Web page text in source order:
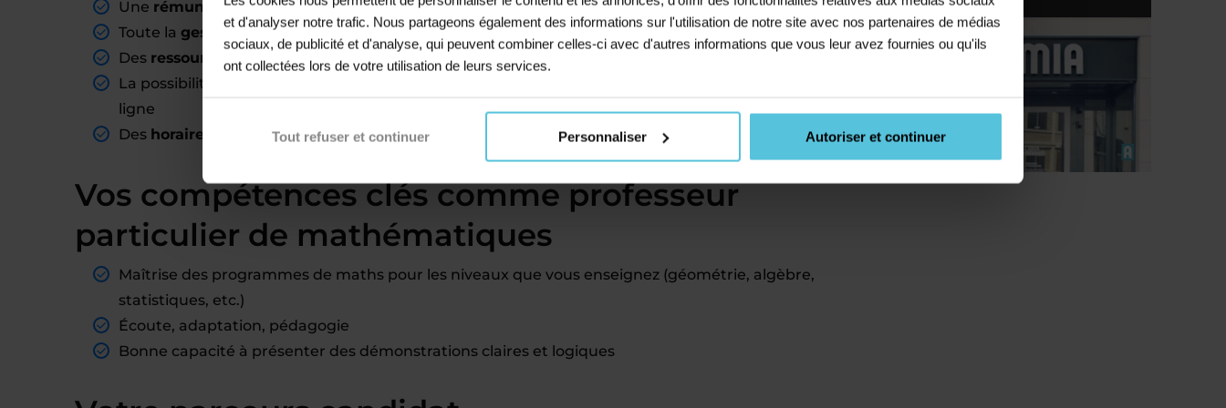
et d'analyser notre trafic. Nous partageons également des informations sur l'utilisation de notre site avec nos partenaires de médias
sociaux, de publicité et d'analyse, qui peuvent combiner celles-ci avec d'autres informations que vous leur avez fournies ou qu'ils
ont collectées lors de votre utilisation de leurs services.
Tout refuser et continuer Personnaliser Autoriser et continuer
Une rémunération fixeà chaque fin de mois, fonction du nombre d’élèves que vous souhaitez
Toute la gestion administrative prise en charge par Acadomia (charges, cotisation retraite, etc.)
Des ressources pédagogiques
à disposition et une application mobile pour gérer vos cours
La possibilité de donner des cours collectifs ou des stages de vacances en centre, ou même en
ligne
Des horaires adaptables , compatibles avec un autre emploi
Vos compétences clés comme professeur
particulier de mathématiques
Maîtrise des programmes de maths pour les niveaux que vous enseignez (géométrie, algèbre,
statistiques, etc.)
Écoute, adaptation, pédagogie
Bonne capacité à présenter des démonstrations claires et logiques